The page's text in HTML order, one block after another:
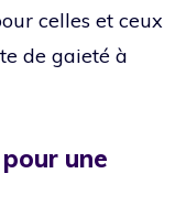
celles et ceux
de gaieté à
une